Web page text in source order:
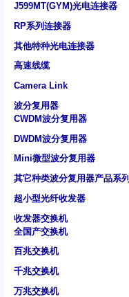
J599MT(GYM)光电连接器
RP系列连接器
其他特种光电连接器
高速线缆
Camera Link
波分复用器
CWDM波分复用器
DWDM波分复用器
Mini微型波分复用器
其它种类波分复用器产品系列
超小型光纤收发器
收发器交换机
全国产交换机
百兆交换机
千兆交换机
万兆交换机